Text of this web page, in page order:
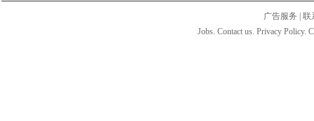
广告服务
联
Jobs. Contact us. Privacy Policy.